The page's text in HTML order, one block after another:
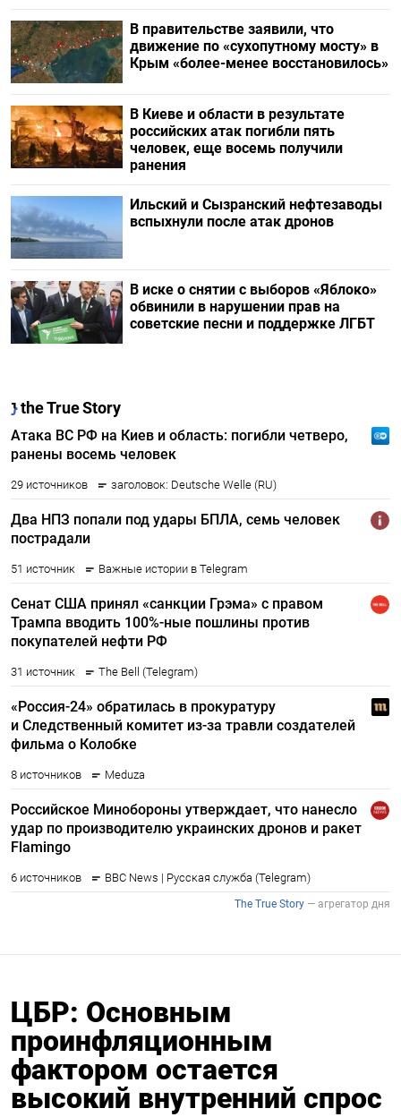
В правительстве заявили, что
движение по «сухопутному мосту» в
Крым «более-менее восстановилось»
В Киеве и области в результате
российских атак погибли пять
человек, еще восемь получили
ранения
Ильский и Сызранский нефтезаводы
вспыхнули после атак дронов
В иске о снятии с выборов «Яблоко»
обвинили в нарушении прав на
советские песни и поддержке ЛГБТ
ЦБР: Основным
проинфляционным
фактором остается
высокий внутренний спрос